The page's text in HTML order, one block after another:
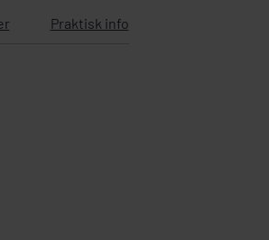
Praktisk info